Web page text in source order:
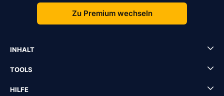
Zu Premium wechseln
INHALT
TOOLS
HILFE